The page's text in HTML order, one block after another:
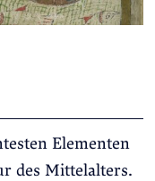
Elementen
des Mittelalters.